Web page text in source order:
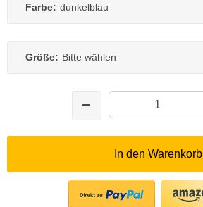
Farbe: dunkelblau
Größe: Bitte wählen
In den Warenkorb